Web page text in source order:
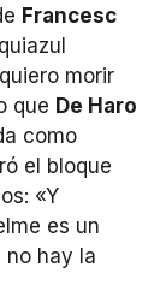
Francesc
morir
que De Haro
como
el bloque
«Y
es un
no hay la